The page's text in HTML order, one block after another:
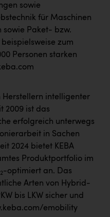
sowie
für Maschinen
sowie Paket- bzw.
zum
Personen starken
Herstellern intelligenter
2009 ist das
erfolgreich unterwegs
in Sachen
2024 bietet KEBA
Produktportfolio im
2-optimiert an. Das
Arten von Hybrid-
bis LKW sicher und
emobility